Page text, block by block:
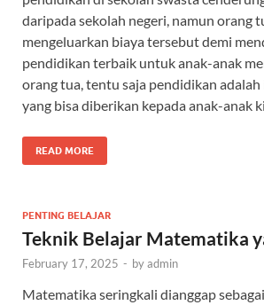
daripada sekolah negeri, namun orang
mengeluarkan biaya tersebut demi
pendidikan terbaik untuk anak-anak
orang tua, tentu saja pendidikan
yang bisa diberikan kepada anak-anak
READ MORE
PENTING BELAJAR
Teknik Belajar Matematika
February 17, 2025 - byadmin
Matematika seringkali dianggap